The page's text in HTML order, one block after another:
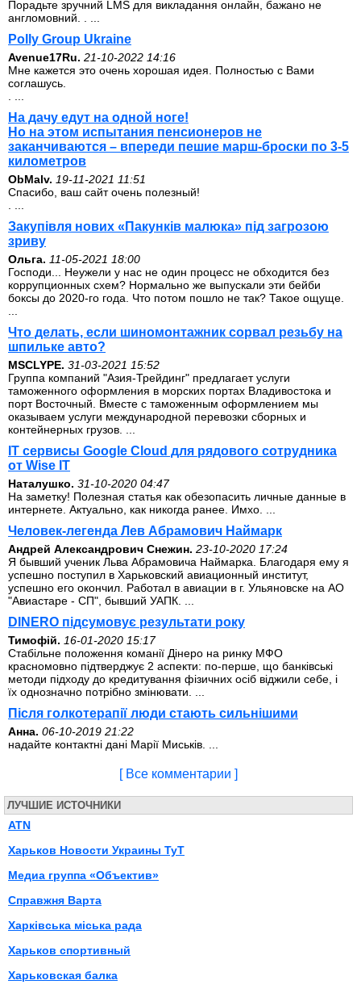
Порадьте зручний LMS для викладання онлайн, бажано не
англомовний. . ...
Polly Group Ukraine
Avenue17Ru. 21-10-2022 14:16
Мне кажется это очень хорошая идея. Полностью с Вами
соглашусь.
На дачу едут на одной ноге!
Но на этом испытания пенсионеров не
заканчиваются – впереди пешие марш-броски по 3-5
километров
ОbMalv. 19-11-2021 11:51
Спасибо, ваш сайт очень полезный!
Закупівля нових «Пакунків малюка» під загрозою
зриву
Ольга. 11-05-2021 18:00
Господи... Неужели у нас не один процесс не обходится без
коррупционных схем? Нормально же выпускали эти бейби
боксы до 2020-го года. Что потом пошло не так? Такое ощуще.
Что делать, если шиномонтажник сорвал резьбу на
шпильке авто?
MSCLYPE. 31-03-2021 15:52
Группа компаний "Азия-Трейдинг" предлагает услуги
таможенного оформления в морских портах Владивостока и
порт Восточный. Вместе с таможенным оформлением мы
оказываем услуги международной перевозки сборных и
контейнерных грузов. ...
IT сервисы Google Cloud для рядового сотрудника
от Wise IT
Наталушко. 31-10-2020 04:47
На заметку! Полезная статья как обезопасить личные данные в
интернете. Актуально, как никогда ранее. Имхо. ...
Человек-легенда Лев Абрамович Наймарк
Андрей Александрович Снежин. 23-10-2020 17:24
Я бывший ученик Льва Абрамовича Наймарка. Благодаря ему я
успешно поступил в Харьковский авиационный институт,
успешно его окончил. Работал в авиации в г. Ульяновске на АО
"Авиастаре - СП", бывший УАПК. ...
DINERO підсумовує результати року
Тимофій. 16-01-2020 15:17
Стабільне положення команії Дінеро на ринку МФО
красномовно підтверджує 2 аспекти: по-перше, що банківські
методи підходу до кредитування фізичних осіб віджили себе, і
їх однозначно потрібно змінювати. ...
Після голкотерапії люди стають сильнішими
Анна. 06-10-2019 21:22
надайте контактні дані Марії Миськів. ...
[ Все комментарии ]
ЛУЧШИЕ ИСТОЧНИКИ
ATN
Харьков Новости Украины ТуТ
Медиа группа «Объектив»
Справжня Варта
Харківська міська рада
Харьков спортивный
Харьковская балка